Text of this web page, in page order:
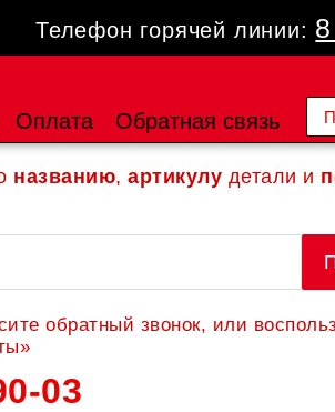
Телефон горячей линии:
Оплата Обратная связь
названию, артикулу детали и
обратный звонок, или
03